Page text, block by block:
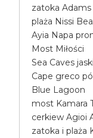
zatoka
plaża Nissi
Ayia Napa
Most Miłości
Sea Caves
Cape greco
Blue Lagoon
most Kamara
cerkiew Agioi
zatoka i plaża